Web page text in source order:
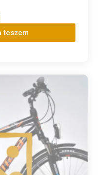
teszem